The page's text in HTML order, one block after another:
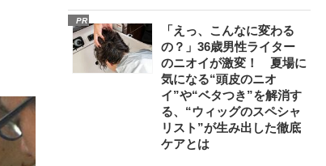
PR
「えっ、こんなに変わる
の？」36歳男性ライター
のニオイが激変！ 夏場に
気になる“頭皮のニオ
イ”や“ベタつき”を解消す
る、“ウィッグのスペシャ
リスト”が生み出した徹底
ケアとは